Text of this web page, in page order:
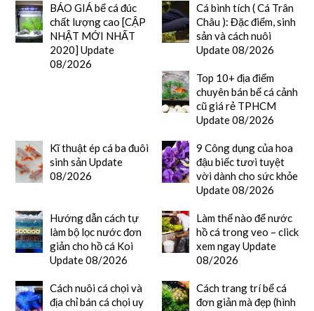
BÁO GIÁ bể cá đúc
chất lượng cao [CẬP
NHẬT MỚI NHẤT
2020] Update
08/2026
Cá bình tích ( Cá Trân
Châu ): Đặc điểm, sinh
sản và cách nuôi
Update 08/2026
Top 10+ địa điểm
chuyên bán bể cá cảnh
cũ giá rẻ TPHCM
Update 08/2026
Kĩ thuật ép cá ba đuôi
sinh sản Update
08/2026
9 Công dụng của hoa
đậu biếc tươi tuyệt
vời dành cho sức khỏe
Update 08/2026
Hướng dẫn cách tự
làm bộ lọc nước đơn
giản cho hồ cá Koi
Update 08/2026
Làm thế nào để nước
hồ cá trong veo – click
xem ngay Update
08/2026
Cách nuôi cá chọi và
địa chỉ bán cá chọi uy
Cách trang trí bể cá
đơn giản mà đẹp (hình